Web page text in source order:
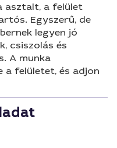
asztalt, a felület
Egyszerű, de
legyen jó
csiszolás és
A munka
a felületet, és adjon